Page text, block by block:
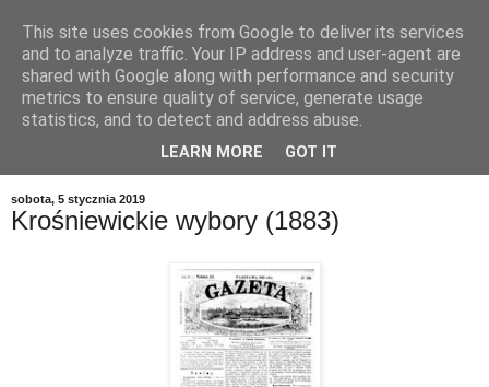
sobota, 5 stycznia 2019
Krośniewickie wybory (1883)
This site uses cookies from Google to deliver its services
and to analyze traffic. Your IP address and user-agent are
shared with Google along with performance and security
metrics to ensure quality of service, generate usage
statistics, and to detect and address abuse.
LEARN MORE GOT IT